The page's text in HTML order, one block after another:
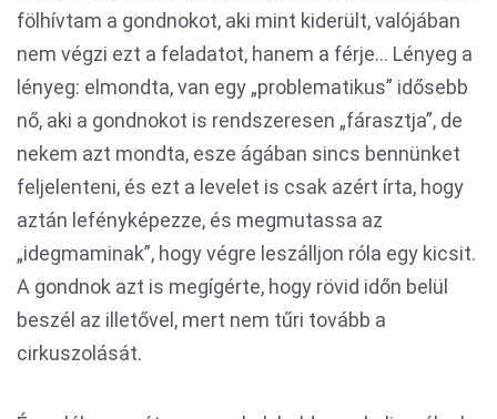
fölhívtam a gondnokot, aki mint kiderült, valójában
nem végzi ezt a feladatot, hanem a férje… Lényeg a
lényeg: elmondta, van egy „problematikus” idősebb
nő, aki a gondnokot is rendszeresen „fárasztja”, de
nekem azt mondta, esze ágában sincs bennünket
feljelenteni, és ezt a levelet is csak azért írta, hogy
aztán lefényképezze, és megmutassa az
„idegmaminak”, hogy végre leszálljon róla egy kicsit.
A gondnok azt is megígérte, hogy rövid időn belül
beszél az illetővel, mert nem tűri tovább a
cirkuszolását.